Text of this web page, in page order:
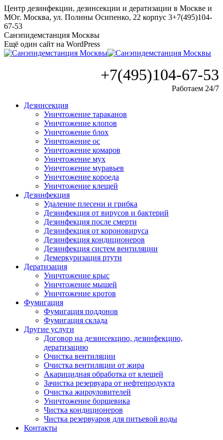
Перейти
к
содержанию
Центр дезинфекции, дезинсекции и дератизации в Москве и
МОг. Москва, ул. Полины Осипенко, 22 корпус 3+7(495)104-
67-53
Санэпидемстанция Москвы
Ещё один сайт на WordPress
+7(495)104-67-53
Работаем 24/7
Дезинсекция
Уничтожение тараканов
Уничтожение клопов
Уничтожение блох
Уничтожение ос
Уничтожение комаров
Уничтожение мух
Уничтожение муравьев
Уничтожение короеда
Уничтожение клещей
Дезинфекция
Удаление плесени и грибка
Дезинфекция от вирусов и бактерий
Дезинфекция после смерти
Дезинфекция от короновируса
Дезинфекция кондиционеров
Дезинфекция систем вентиляции
Демеркуризация ртути
Дератизация
Уничтожение крыс
Уничтожение мышей
Уничтожение кротов
Фумигация
Фумигация поддонов
Фумигация склада
Другие услуги
Договор на дезинсекцию, дезинфекцию,
дератизацию
Очистка вентиляции
Очистка вентиляции от жира
Акарицидная обработка от клещей
Зачистка резервуара от нефтепродукта
Очистка жироуловителей
Уничтожение борщевика
Чистка кондиционеров
Чистка резервуаров для питьевой воды
Контакты